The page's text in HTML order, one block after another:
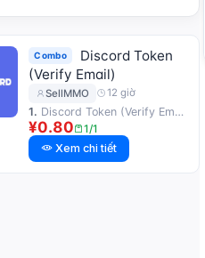
Combo
Discord Token
(Verify Email)
SellMMO 12 giờ
1. Discord Token (Verify Email) | Domain server that reads email
¥0.80
1/1
Xem chi tiết